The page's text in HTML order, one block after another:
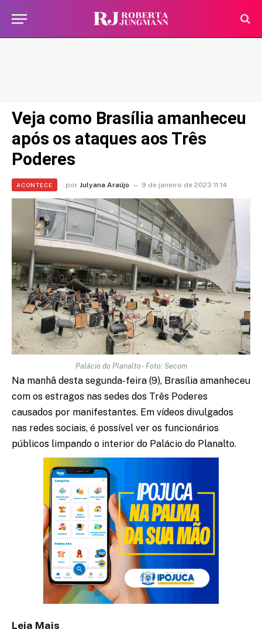
Veja como Brasília amanheceu
após os ataques aos Três
Poderes
ACONTECE por Julyana Araújo 9 de janeiro de 2023 11:14
Palácio do Planalto - Foto: Secom
Na manhã desta segunda-feira (9), Brasília amanheceu
com os estragos nas sedes dos Três Poderes
causados por manifestantes. Em vídeos divulgados
nas redes sociais, é possível ver os funcionários
públicos limpando o interior do Palácio do Planalto.
Leia Mais